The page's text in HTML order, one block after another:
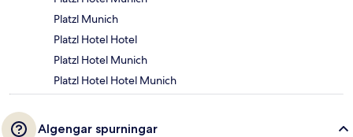
Platzl Munich
Platzl Hotel Hotel
Platzl Hotel Munich
Platzl Hotel Hotel Munich
Algengar spurningar